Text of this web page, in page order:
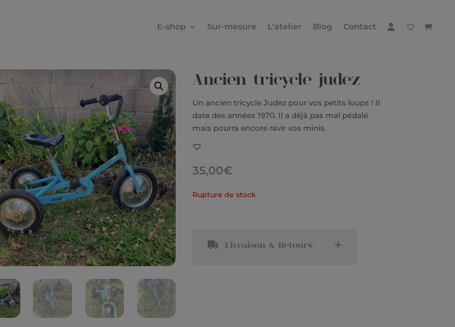
E-shop Sur-mesure L’atelier Blog Contact
Ancien tricycle judez
Un ancien tricycle Judez pour vos petits loups ! Il
date des années 1970. Il a déjà pas mal pédalé
mais pourra encore ravir vos minis.
35,00€
Rupture de stock
Livraison & Retours